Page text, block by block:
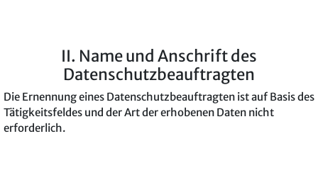
II. Name und Anschrift des
Datenschutzbeauftragten
Die Ernennung eines Datenschutzbeauftragten ist auf Basis des
Tätigkeitsfeldes und der Art der erhobenen Daten nicht
erforderlich.